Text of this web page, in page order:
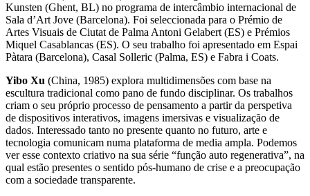
Kunsten (Ghent, BL) no programa de intercâmbio internacional de
Sala d’Art Jove (Barcelona). Foi seleccionada para o Prémio de
Artes Visuais de Ciutat de Palma Antoni Gelabert (ES) e Prémios
Miquel Casablancas (ES). O seu trabalho foi apresentado em Espai
Pàtara (Barcelona), Casal Solleric (Palma, ES) e Fabra i Coats.
Yibo Xu (China, 1985) explora multidimensões com base na
escultura tradicional como pano de fundo disciplinar. Os trabalhos
criam o seu próprio processo de pensamento a partir da perspetiva
de dispositivos interativos, imagens imersivas e visualização de
dados. Interessado tanto no presente quanto no futuro, arte e
tecnologia comunicam numa plataforma de media ampla. Podemos
ver esse contexto criativo na sua série “função auto regenerativa”, na
qual estão presentes o sentido pós-humano de crise e a preocupação
com a sociedade transparente.